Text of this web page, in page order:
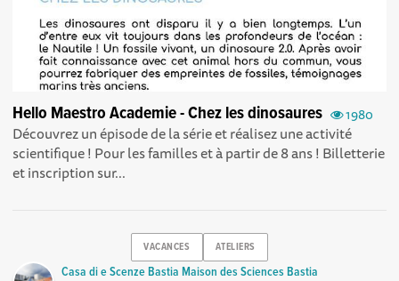
1980
Hello Maestro Academie - Chez les dinosaures
Découvrez un épisode de la série et réalisez une activité
scientifique ! Pour les familles et à partir de 8 ans ! Billetterie
et inscription sur...
VACANCES ATELIERS
Casa di e Scenze Bastia Maison des Sciences Bastia